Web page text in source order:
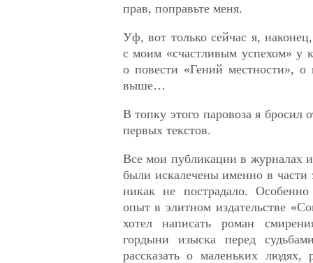
прав, поправьте меня.
Уф, вот только сейчас я,
с моим «счастливым успехом» у
о повести «Гений местности», о
выше…
В топку этого паровоза я бросил
первых текстов.
Все мои публикации в журналах
были искалечены именно в части
никак не пострадало. Особенно
опыт в элитном издательстве
хотел написать роман
гордыни изыска перед
рассказать о маленьких людях,